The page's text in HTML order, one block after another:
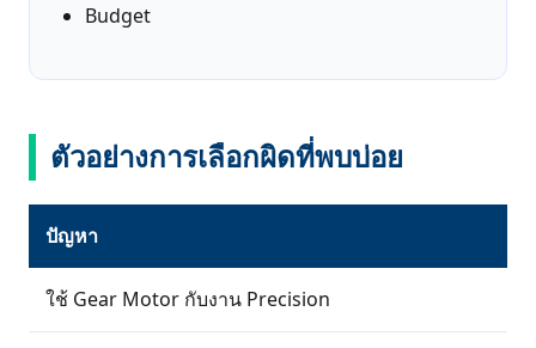
Budget
ตัวอย่างการเลือกผิดที่พบบ่อย
ปัญหา
ใช้ Gear Motor กับงาน Precision